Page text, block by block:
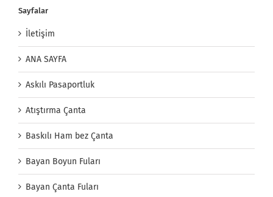
Sayfalar
İletişim
ANA SAYFA
Askılı Pasaportluk
Atıştırma Çanta
Baskılı Ham bez Çanta
Bayan Boyun Fuları
Bayan Çanta Fuları